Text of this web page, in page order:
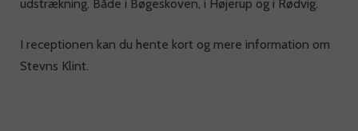
udstrækning. Både i Bøgeskoven, i Højerup og i Rødvig.
I receptionen kan du hente kort og mere information om
Stevns Klint.